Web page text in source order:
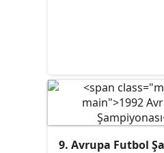
9. Avrupa Futbol